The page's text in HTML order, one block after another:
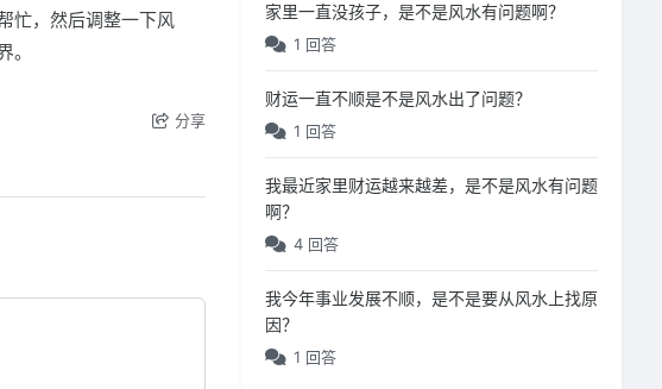
忙，然后调整一下风
。
分享
家里一直没孩子，是不是风水有问题啊？
1 回答
财运一直不顺是不是风水出了问题？
1 回答
我最近家里财运越来越差，是不是风水有问题
啊？
4 回答
我今年事业发展不顺，是不是要从风水上找原
因？
1 回答